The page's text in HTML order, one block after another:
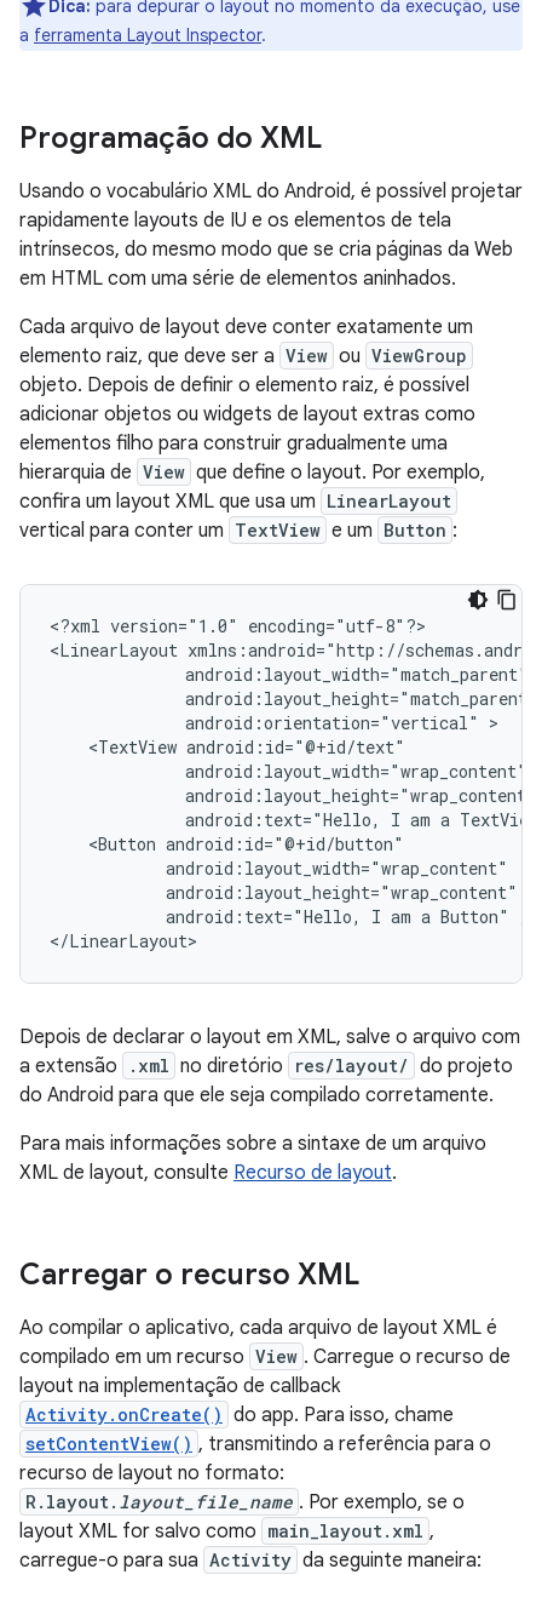
Dica: para depurar o layout no momento da execução, use
a ferramenta Layout Inspector.
Programação do XML
Usando o vocabulário XML do Android, é possível projetar
rapidamente layouts de IU e os elementos de tela
intrínsecos, do mesmo modo que se cria páginas da Web
em HTML com uma série de elementos aninhados.
Cada arquivo de layout deve conter exatamente um
elemento raiz, que deve ser a View ou ViewGroup
objeto. Depois de definir o elemento raiz, é possível
adicionar objetos ou widgets de layout extras como
elementos filho para construir gradualmente uma
hierarquia de View que define o layout. Por exemplo,
confira um layout XML que usa um LinearLayout
vertical para conter um TextView e um Button :
<?xml version="1.0"
encoding="utf-8"?>
<LinearLayout
android:orientation="vertical"
<TextView
android:text="Hello,
I am a
<Button
android:text="Hello,
I am a Button"
</LinearLayout>
Depois de declarar o layout em XML, salve o arquivo com
a extensão
.xml no diretório res/layout/ do projeto
do Android para que ele seja compilado corretamente.
Para mais informações sobre a sintaxe de um arquivo
XML de layout, consulte Recurso de layout.
Carregar o recurso XML
Ao compilar o aplicativo, cada arquivo de layout XML é
compilado em um recurso View . Carregue o recurso de
layout na implementação de callback
Activity.onCreate() do app. Para isso, chame
setContentView() , transmitindo a referência para o
recurso de layout no formato:
R.layout. layout_file_name . Por exemplo, se o
layout XML for salvo como main_layout.xml ,
carregue-o para sua Activity da seguinte maneira: